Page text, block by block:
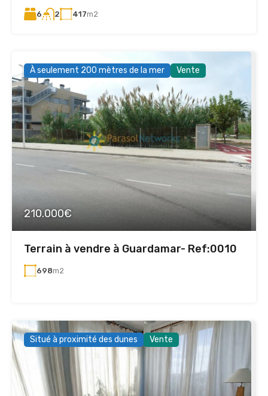
6 2 417m2
À seulement 200 mètres de la mer Vente
210.000€
Terrain à vendre à Guardamar- Ref:0010
698m2
Situé à proximité des dunes Vente